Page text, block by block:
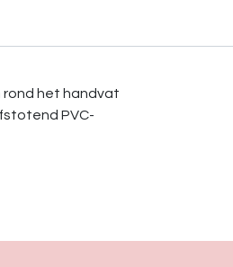
rond het handvat
PVC-